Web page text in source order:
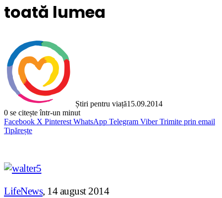
toată lumea
Știri pentru viață15.09.2014
0 se citește într-un minut
Facebook X Pinterest WhatsApp Telegram Viber Trimite prin email
Tipărește
LifeNews, 14 august 2014